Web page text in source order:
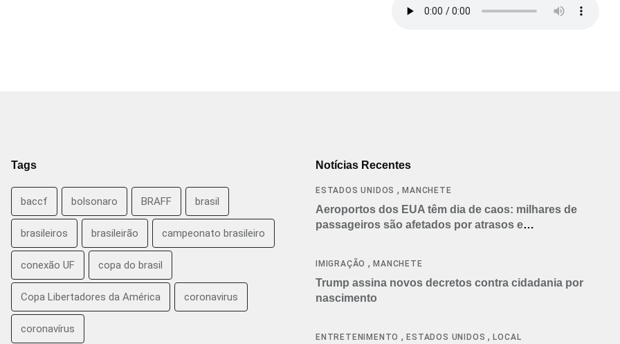
Tags
baccf bolsonaro BRAFF brasil
brasileiros brasileirão campeonato brasileiro
conexão UF copa do brasil
Copa Libertadores da América coronavirus
coronavírus
Notícias Recentes
ESTADOS UNIDOS ,MANCHETE
Aeroportos dos EUA têm dia de caos: milhares de
passageiros são afetados por atrasos e
IMIGRAÇÃO ,MANCHETE
Trump assina novos decretos contra cidadania por
nascimento
ENTRETENIMENTO ,ESTADOS UNIDOS ,LOCAL